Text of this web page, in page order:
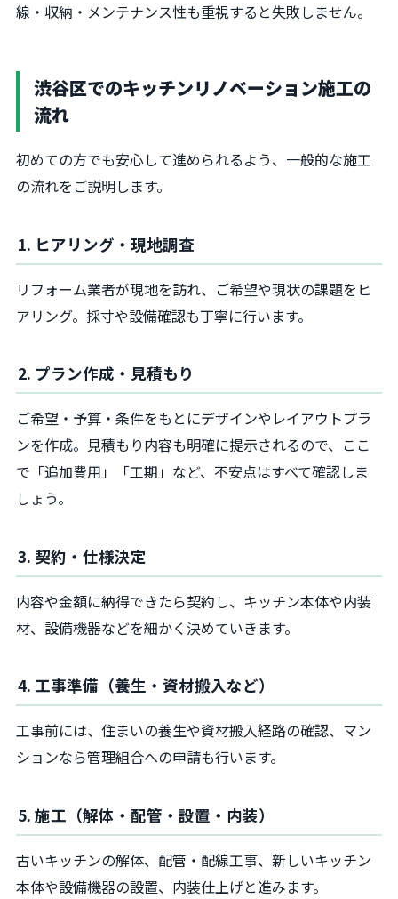
線・収納・メンテナンス性も重視すると失敗しません。
渋谷区でのキッチンリノベーション施工の
流れ
初めての方でも安心して進められるよう、一般的な施工
の流れをご説明します。
1. ヒアリング・現地調査
リフォーム業者が現地を訪れ、ご希望や現状の課題をヒ
アリング。採寸や設備確認も丁寧に行います。
2. プラン作成・見積もり
ご希望・予算・条件をもとにデザインやレイアウトプラ
ンを作成。見積もり内容も明確に提示されるので、ここ
で「追加費用」「工期」など、不安点はすべて確認しま
しょう。
3. 契約・仕様決定
内容や金額に納得できたら契約し、キッチン本体や内装
材、設備機器などを細かく決めていきます。
4. 工事準備（養生・資材搬入など）
工事前には、住まいの養生や資材搬入経路の確認、マン
ションなら管理組合への申請も行います。
5. 施工（解体・配管・設置・内装）
古いキッチンの解体、配管・配線工事、新しいキッチン
本体や設備機器の設置、内装仕上げと進みます。